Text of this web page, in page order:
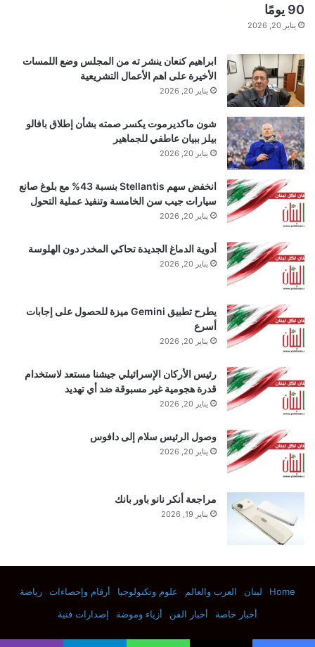
العادية، ويمكنك أن ترى أنها تمتد لكلمات أكبر وتفكير أكثر
صرامة.
اقرأ أيضًا: “ديب سيك” تستعد لإطلاق نموذج ذكاء
اصطناعي طال انتظاره يرفع سقف المنافسة
تطالب لجنة الخبراء بتكديس المنظور
90 يومًا
يناير 20, 2026
ابراهيم كنعان ينشر ته من المجلس وضع اللمسات
الأخيرة على اهم الأعمال التشريعية
يناير 20, 2026
شون ماكديرموت يكسر صمته بشأن إطلاق بافالو
بيلز ببيان عاطفي للجماهير
يناير 20, 2026
انخفض سهم Stellantis بنسبة 43% مع بلوغ صانع
سيارات جيب سن الخامسة وتنفيذ عملية التحول
يناير 20, 2026
أدوية الدماغ الجديدة تحاكي المخدر دون الهلوسة
يناير 20, 2026
يطرح تطبيق Gemini ميزة للحصول على إجابات
أسرع
يناير 20, 2026
رئيس الأركان الإسرائيلي جيشنا مستعد لاستخدام
قدرة هجومية غير مسبوقة ضد أي تهديد
يناير 20, 2026
وصول الرئيس سلام إلى دافوس
يناير 20, 2026
مراجعة أنكر نانو باور بانك
يناير 19, 2026
Home لبنان العرب والعالم علوم وتكنولوجيا أرقام وإحصاءات
رياضة
أخبار خاصة
أخبار الفن أزياء وموضة إصدارات فنية